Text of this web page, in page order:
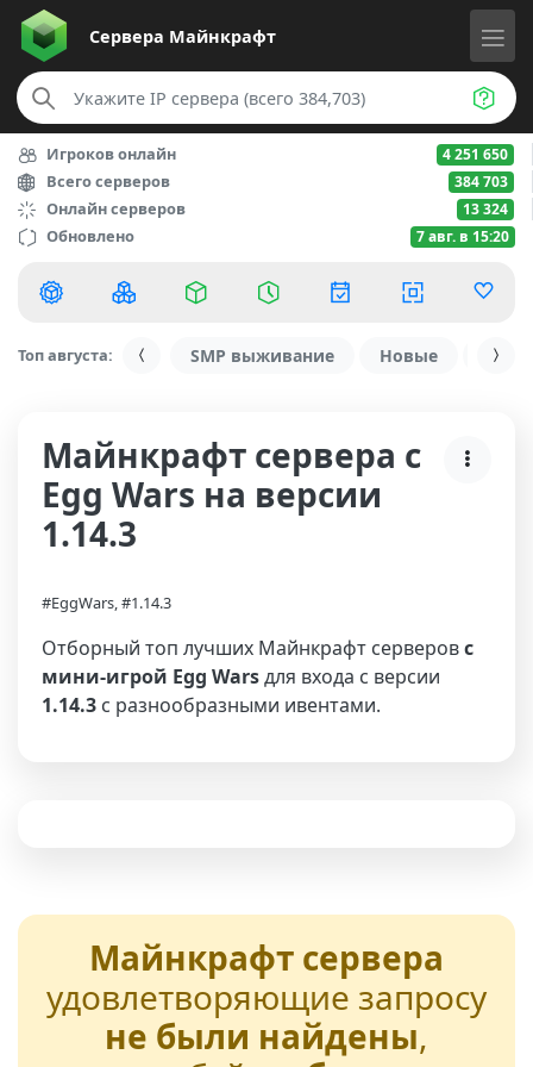
Сервера Майнкрафт
Игроков онлайн 4 251 650
Всего серверов 384 703
Онлайн серверов 13 324
Обновлено 7 авг. в 15:20
Топ августа: SMP выживание Новые С
Майнкрафт сервера с
Egg Wars на версии
1.14.3
#EggWars, #1.14.3
Отборный топ лучших Майнкрафт серверовс
мини-игрой Egg Warsдля входа с версии
1.14.3 с разнообразными ивентами.
Майнкрафт сервера
удовлетворяющие запросу
не были найдены,